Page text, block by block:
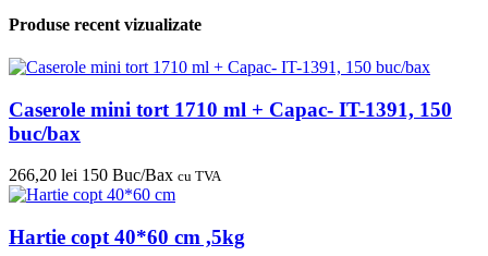
Produse recent vizualizate
Caserole mini tort 1710 ml + Capac- IT-1391, 150
buc/bax
266,20 lei 150 Buc/Bax cu TVA
Hartie copt 40*60 cm ,5kg